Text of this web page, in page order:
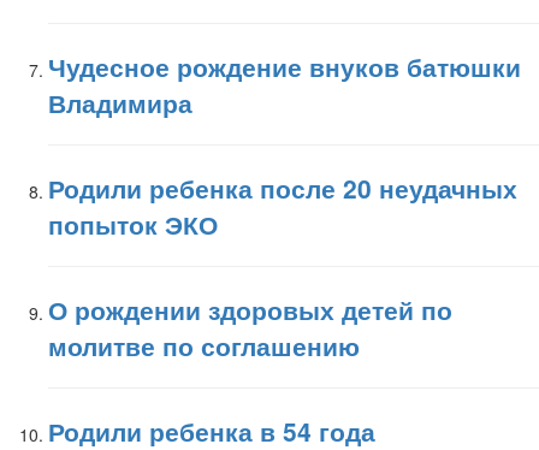
Чудесное рождение внуков батюшки
Владимира
Родили ребенка после 20 неудачных
попыток ЭКО
О рождении здоровых детей по
молитве по соглашению
Родили ребенка в 54 года